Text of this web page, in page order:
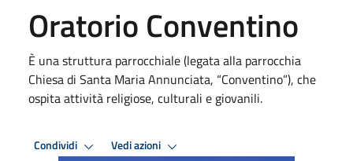
Oratorio Conventino
È una struttura parrocchiale (legata alla parrocchia
Chiesa di Santa Maria Annunciata, “Conventino”), che
ospita attività religiose, culturali e giovanili.
Condividi Vedi azioni